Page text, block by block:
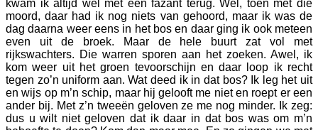
kwam ik altijd wel met een fazant terug. Wel, toen met die
moord, daar had ik nog niets van gehoord, maar ik was de
dag daarna weer eens in het bos en daar ging ik ook meteen
even uit de broek. Maar de hele buurt zat vol met
rijkswachters. Die warren sporen aan het zoeken. Awel, ik
kom weer uit het groen tevoorschijn en daar loop ik recht
tegen zo’n uniform aan. Wat deed ik in dat bos? Ik leg het uit
en wijs op m’n schip, maar hij gelooft me niet en roept er een
ander bij. Met z’n tweeën geloven ze me nog minder. Ik zeg:
dus u wilt niet geloven dat ik daar in dat bos was om m’n